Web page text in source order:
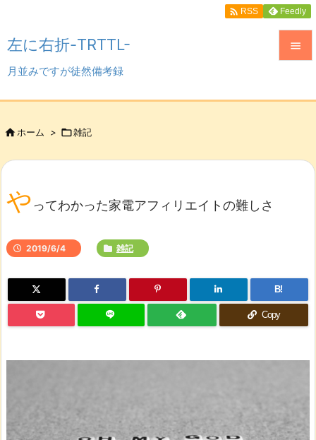
左に右折-TRTTL-
月並みですが徒然備考録

 RSS Feedly
ホーム > 雑記
やってわかった家電アフィリエイトの難しさ
2019/6/4 雑記
B!
Copy